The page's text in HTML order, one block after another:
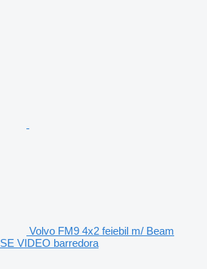
Volvo FM9 4x2 feiebil m/ Beam
VIDEO barredora